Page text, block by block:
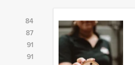
84
87
91
91